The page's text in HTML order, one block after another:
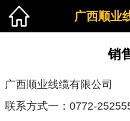
广西顺业
销
广西顺业线缆有限公司
联系方式一：0772-